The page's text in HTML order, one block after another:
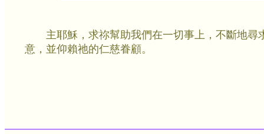
主耶穌，求祢幫助我們在一切事上，不斷地尋
意，並仰賴祂的仁慈眷顧。